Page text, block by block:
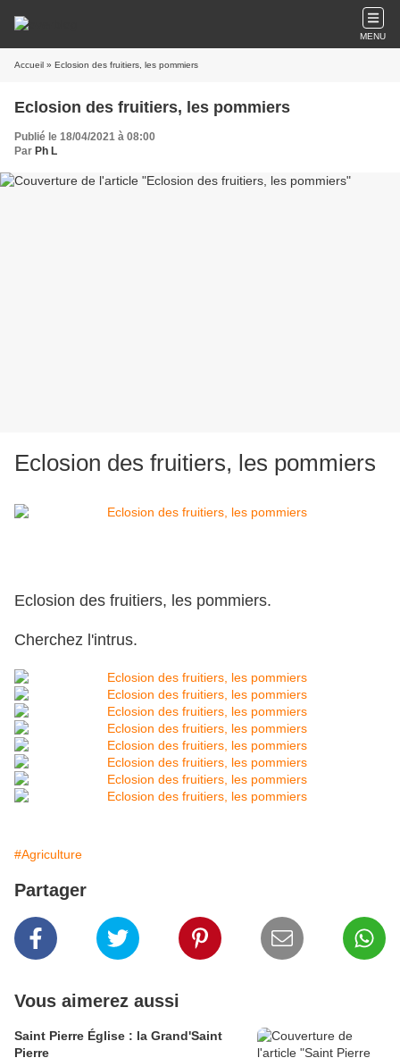
MENU
Accueil » Eclosion des fruitiers, les pommiers
Eclosion des fruitiers, les pommiers
Publié le 18/04/2021 à 08:00
Par Ph L
Eclosion des fruitiers, les pommiers
Eclosion des fruitiers, les pommiers.
Cherchez l'intrus.
#Agriculture
Partager
Vous aimerez aussi
Saint Pierre Église : la Grand'Saint
Pierre